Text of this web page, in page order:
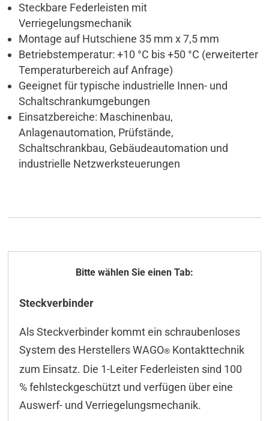
Steckbare Federleisten mit
Verriegelungsmechanik
Montage auf Hutschiene 35 mm x 7,5 mm
Betriebstemperatur: +10 °C bis +50 °C (erweiterter
Temperaturbereich auf Anfrage)
Geeignet für typische industrielle Innen- und
Schaltschrankumgebungen
Einsatzbereiche: Maschinenbau,
Anlagenautomation, Prüfstände,
Schaltschrankbau, Gebäudeautomation und
industrielle Netzwerksteuerungen
Konfiguration
Konfiguration CAN
Konfiguration Seriell
Steckverbinder
Als Steckverbinder kommt ein schraubenloses
System des Herstellers WAGO®Kontakttechnik
zum Einsatz. Die 1-Leiter Federleisten sind 100
% fehlsteckgeschützt und verfügen über eine
Auswerf- und Verriegelungsmechanik.